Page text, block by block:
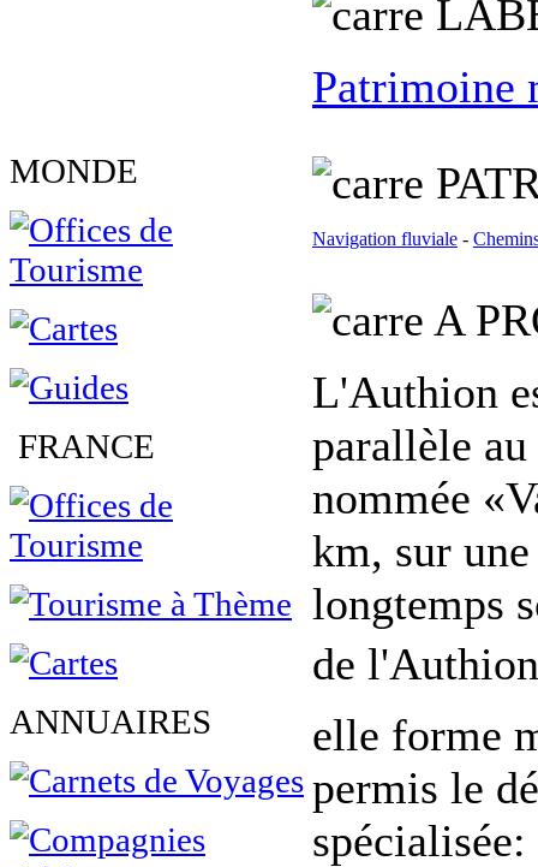
MONDE
FRANCE
ANNUAIRES
L
Patrimoine
Navigation fluviale -
A
L'Authion
parallèle
nommée
km, sur
longtemps
de
elle forme
permis le